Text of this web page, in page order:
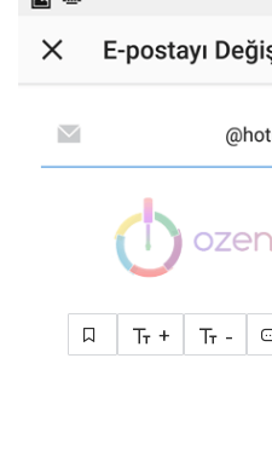
+ -